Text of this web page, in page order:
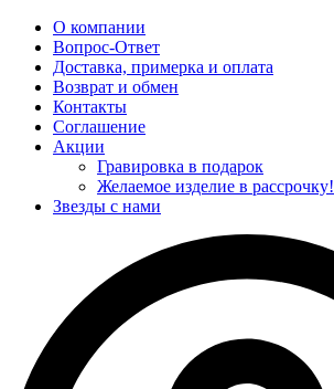
О компании
Вопрос-Ответ
Доставка, примерка и оплата
Возврат и обмен
Контакты
Соглашение
Акции
Гравировка в подарок
Желаемое изделие в рассрочку!
Звезды с нами